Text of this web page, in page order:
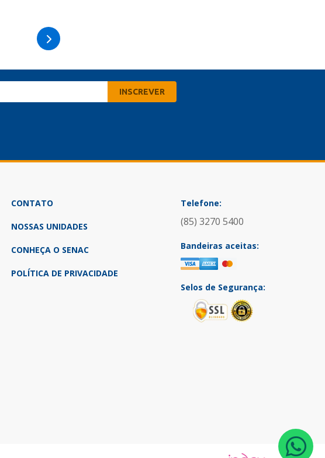
CONTATO
NOSSAS UNIDADES
CONHEÇA O SENAC
POLÍTICA DE PRIVACIDADE
Telefone:
(85) 3270 5400
Bandeiras aceitas:
Selos de Segurança: